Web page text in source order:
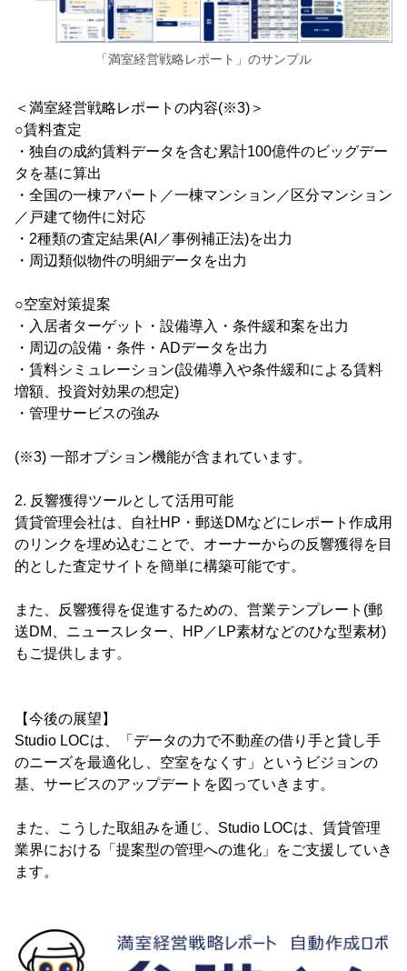
「満室経営戦略レポート」のサンプル
＜満室経営戦略レポートの内容(※3)＞
○賃料査定
・独自の成約賃料データを含む累計100億件のビッグデー
タを基に算出
・全国の一棟アパート／一棟マンション／区分マンション
／戸建て物件に対応
・2種類の査定結果(AI／事例補正法)を出力
・周辺類似物件の明細データを出力
○空室対策提案
・入居者ターゲット・設備導入・条件緩和案を出力
・周辺の設備・条件・ADデータを出力
・賃料シミュレーション(設備導入や条件緩和による賃料
増額、投資対効果の想定)
・管理サービスの強み
(※3) 一部オプション機能が含まれています。
2. 反響獲得ツールとして活用可能
賃貸管理会社は、自社HP・郵送DMなどにレポート作成用
のリンクを埋め込むことで、オーナーからの反響獲得を目
的とした査定サイトを簡単に構築可能です。
また、反響獲得を促進するための、営業テンプレート(郵
送DM、ニュースレター、HP／LP素材などのひな型素材)
もご提供します。
【今後の展望】
Studio LOCは、「データの力で不動産の借り手と貸し手
のニーズを最適化し、空室をなくす」というビジョンの
基、サービスのアップデートを図っていきます。
また、こうした取組みを通じ、Studio LOCは、賃貸管理
業界における「提案型の管理への進化」をご支援していき
ます。